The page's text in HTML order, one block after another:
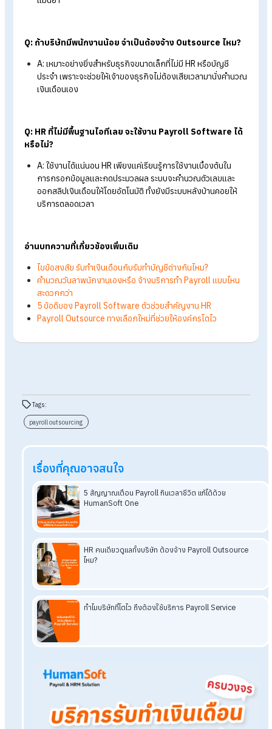
ต้องการตรวจสอบข้อมูลได้ตลอดเวลา :อยากดึง Report
เน้นความคุ้มค่าในระยะยาว :เมื่อจำนวนพนักงานมากขึ้น ก
ใช้ Software มักจะมีต้นทุนเฉลี่ยต่อหัวที่ถูกลง
สรุป Payroll Outsource กับ Payroll
Software ธุรกิจคุณเหมาะกับอะไร
สรุปแล้ว หัวใจสำคัญคือความแม่นยำและความคุ้มค่า หากคุณมีทีม
ที่พร้อมลุย การใช้ Payroll Software จะช่วยสร้างระบบที่แข็งแ
และประหยัดงบในระยะยาว แต่หากต้องการความสะดวกแบบเบ็ดเ
ไลฟ์สไตล์การทำงานของคุณวันนี้ เพื่อรากฐานองค์กรที่มั่นคงในวั
หน้า
FAQ: คำถามที่พบบ่อยเกี่ยวกับ Payroll
A: ผู้เชี่ยวชาญจากภายนอกจะมีความชำนาญเรื่องกฎหมายภ
ประกันสังคม และข้อกำหนดของกรมสวัสดิการและคุ้มครอง
แรงงานที่อัปเดตอยู่เสมอ ทำให้การคำนวณและยื่นเอกสารถูก
Q: ถ้าบริษัทมีพนักงานน้อย จำเป็นต้องจ้าง Outsource ไหม
A: เหมาะอย่างยิ่งสำหรับธุรกิจขนาดเล็กที่ไม่มี HR หรือบัญชี
ประจำ เพราะจะช่วยให้เจ้าของธุรกิจไม่ต้องเสียเวลามานั่งคำ
เงินเดือนเอง
Q: HR ที่ไม่มีพื้นฐานไอทีเลย จะใช้งานPayroll Software
หรือไม่?
A: ใช้งานได้แน่นอน HR เพียงแค่เรียนรู้การใช้งานเบื้องต้นใน
การกรอกข้อมูลและกดประมวลผล ระบบจะคำนวณตัวเลขและ
บริการตลอดเวลา
อ่านบทความที่เกี่ยวข้องเพิ่มเติม